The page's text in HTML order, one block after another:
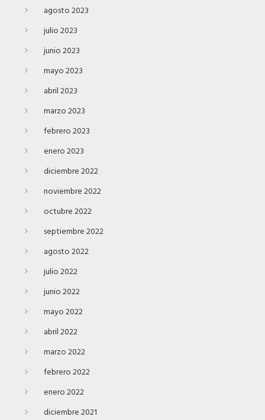
agosto 2023
julio 2023
junio 2023
mayo 2023
abril 2023
marzo 2023
febrero 2023
enero 2023
diciembre 2022
noviembre 2022
octubre 2022
septiembre 2022
agosto 2022
julio 2022
junio 2022
mayo 2022
abril 2022
marzo 2022
febrero 2022
enero 2022
diciembre 2021